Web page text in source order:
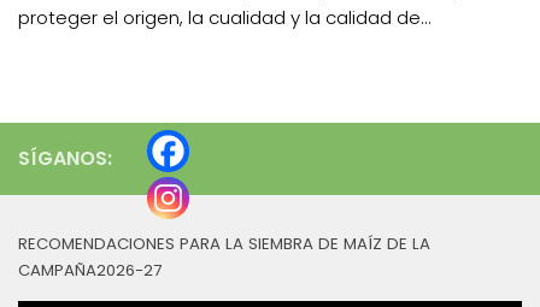
proteger el origen, la cualidad y la calidad de...
SÍGANOS:
RECOMENDACIONES PARA LA SIEMBRA DE MAÍZ DE LA
CAMPAÑA2026-27